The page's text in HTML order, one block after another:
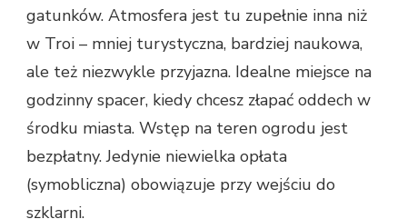
gatunków. Atmosfera jest tu zupełnie inna niż
w Troi – mniej turystyczna, bardziej naukowa,
ale też niezwykle przyjazna. Idealne miejsce na
godzinny spacer, kiedy chcesz złapać oddech w
środku miasta. Wstęp na teren ogrodu jest
bezpłatny. Jedynie niewielka opłata
(symobliczna) obowiązuje przy wejściu do
szklarni.